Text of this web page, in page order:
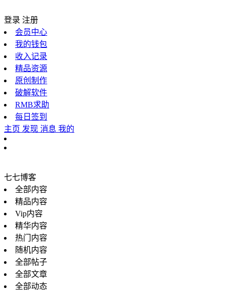
登录 注册
会员中心
我的钱包
收入记录
精品资源
原创制作
破解软件
RMB求助
每日签到
主页 发现 消息 我的
七七博客
全部内容
精品内容
Vip内容
精华内容
热门内容
随机内容
全部帖子
全部文章
全部动态